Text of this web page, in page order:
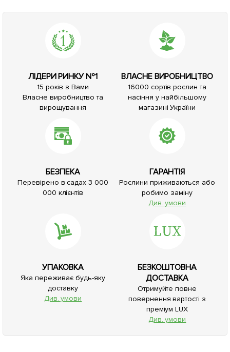
ЛІДЕРИ РИНКУ №1
15 років з Вами
Власне виробництво та
вирощування
ВЛАСНЕ ВИРОБНИЦТВО
16000 сортів рослин та
насіння у найбільшому
магазині України
БЕЗПЕКА
Перевірено в садах 3 000
000 клієнтів
ГАРАНТІЯ
Рослини приживаються або
робимо заміну
Див. умови
УПАКОВКА
Яка переживає будь-яку
доставку
Див. умови
БЕЗКОШТОВНА
ДОСТАВКА
Отримуйте повне
повернення вартості з
преміум LUX
Див. умови